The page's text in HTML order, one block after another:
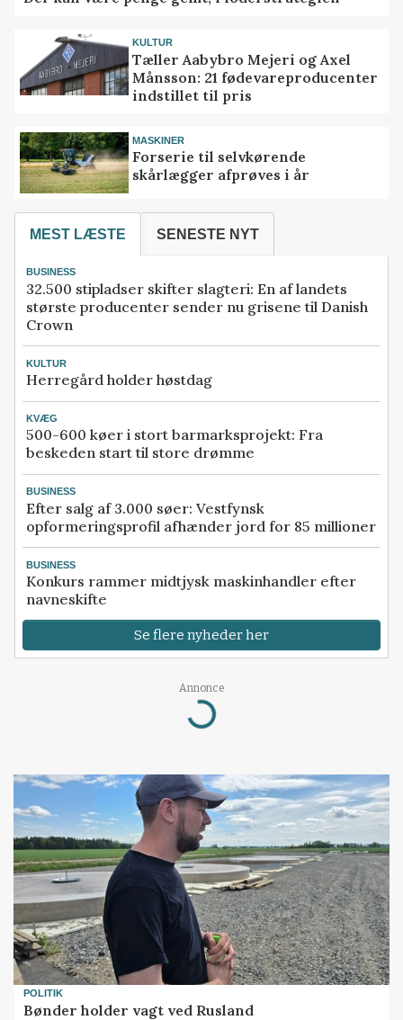
KULTUR
Tæller Aabybro Mejeri og Axel
Månsson: 21 fødevareproducenter
indstillet til pris
MASKINER
Forserie til selvkørende
skårlægger afprøves i år
MEST LÆSTE SENESTE NYT
BUSINESS
32.500 stipladser skifter slagteri: En af landets
største producenter sender nu grisene til Danish
Crown
KULTUR
Herregård holder høstdag
KVÆG
500-600 køer i stort barmarksprojekt: Fra
beskeden start til store drømme
BUSINESS
Efter salg af 3.000 søer: Vestfynsk
opformeringsprofil afhænder jord for 85 millioner
BUSINESS
Konkurs rammer midtjysk maskinhandler efter
navneskifte
Se flere nyheder her
Annonce
Loading...
POLITIK
Bønder holder vagt ved Rusland